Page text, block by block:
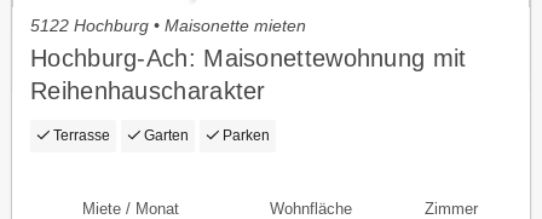
5122 Hochburg • Maisonette mieten
Hochburg-Ach: Maisonettewohnung mit
Reihenhauscharakter
Terrasse Garten Parken
Miete / Monat Wohnfläche Zimmer